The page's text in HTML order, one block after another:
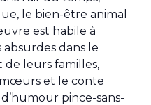
le bien-être animal
est habile à
dans le
de leurs familles,
et le conte
pince-sans-